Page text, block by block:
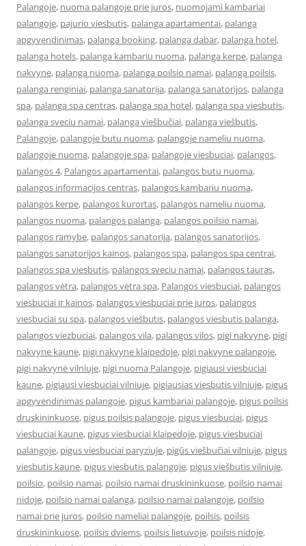
Palangoje, nuoma palangoje prie juros, nuomojami kambariai
palangoje, pajurio viesbutis, palanga apartamentai, palanga
apgyvendinimas, palanga booking, palanga dabar, palanga hotel,
palanga hotels, palanga kambariu nuoma, palanga kerpe, palanga
nakvyne, palanga nuoma, palanga poilsio namai, palanga poilsis,
palanga renginiai, palanga sanatorija, palanga sanatorijos, palanga
spa, palanga spa centras, palanga spa hotel, palanga spa viesbutis,
palanga sveciu namai, palanga viešbučiai, palanga viešbutis,
Palangoje, palangoje butu nuoma, palangoje nameliu nuoma,
palangoje nuoma, palangoje spa, palangoje viesbuciai, palangos,
palangos 4, Palangos apartamentai, palangos butu nuoma,
palangos informacijos centras, palangos kambariu nuoma,
palangos kerpe, palangos kurortas, palangos nameliu nuoma,
palangos nuoma, palangos palanga, palangos poilsio namai,
palangos ramybe, palangos sanatorija, palangos sanatorijos,
palangos sanatorijos kainos, palangos spa, palangos spa centrai,
palangos spa viesbutis, palangos sveciu namai, palangos tauras,
palangos vėtra, palangos vėtra spa, Palangos viesbuciai, palangos
viesbuciai ir kainos, palangos viesbuciai prie juros, palangos
viesbuciai su spa, palangos viešbutis, palangos viesbutis palanga,
palangos viezbuciai, palangos vila, palangos vilos, pigi nakvyne, pigi
nakvyne kaune, pigi nakvyne klaipedoje, pigi nakvyne palangoje,
pigi nakvynė vilniuje, pigi nuoma Palangoje, pigiausi viesbuciai
kaune, pigiausi viesbuciai vilniuje, pigiausias viesbutis vilniuje, pigus
apgyvendinimas palangoje, pigus kambariai palangoje, pigus poilsis
druskininkuose, pigus poilsis palangoje, pigus viesbuciai, pigus
viesbuciai kaune, pigus viesbuciai klaipedoje, pigus viesbuciai
palangoje, pigus viesbuciai paryziuje, pigūs viešbučiai vilniuje, pigus
viesbutis kaune, pigus viesbutis palangoje, pigus viešbutis vilniuje,
poilsio, poilsio namai, poilsio namai druskininkuose, poilsio namai
nidoje, poilsio namai palanga, poilsio namai palangoje, poilsio
namai prie juros, poilsio nameliai palangoje, poilsis, poilsis
druskininkuose, poilsis dviems, poilsis lietuvoje, poilsis nidoje,